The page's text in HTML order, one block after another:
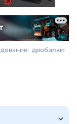
дробилки